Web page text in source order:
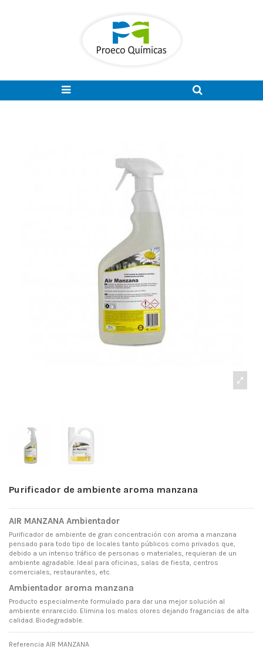
Purificador de ambiente aroma manzana
AIR MANZANA Ambientador
Purificador de ambiente de gran concentración con aroma a manzana
pensado para todo tipo de locales tanto públicos como privados que,
debido a un intenso tráfico de personas o materiales, requieran de un
ambiente agradable. Ideal para oficinas, salas de fiesta, centros
comerciales, restaurantes, etc.
Ambientador aroma manzana
Producto especialmente formulado para dar una mejor solución al
ambiente enrarecido. Elimina los malos olores dejando fragancias de alta
calidad. Biodegradable.
Referencia AIR MANZANA